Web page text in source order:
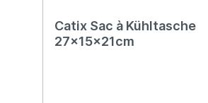
Catix Sac à Kühltasche
27x15x21cm